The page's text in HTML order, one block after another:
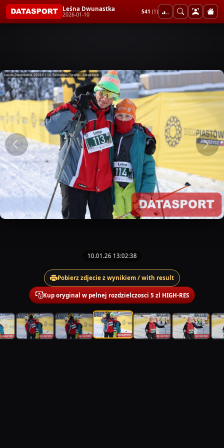
Leśna Dwunastka
2026-01-10 541 (1)
10.01.26 13:02:38
Pobierz zdjecie z wynikiem / with result
Kup oryginal w pelnej rozdzielczosci 5 zl HIGH-RES